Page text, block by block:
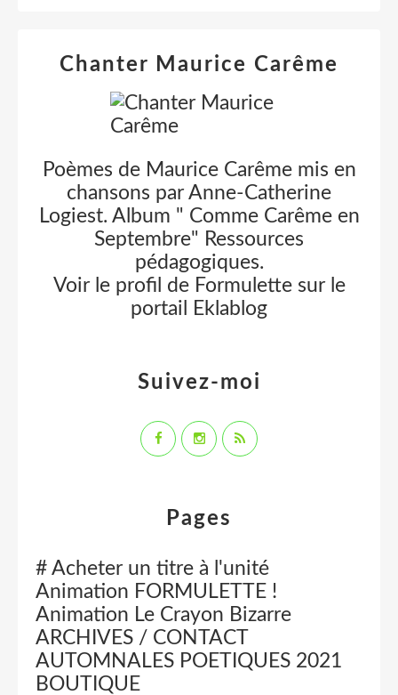
Pages
# Acheter un titre à l'unité
Animation FORMULETTE !
Animation Le Crayon Bizarre
ARCHIVES / CONTACT
AUTOMNALES POETIQUES 2021
BOUTIQUE
Chanter Maurice Carême
Poèmes de Maurice Carême mis en
chansons par Anne-Catherine
Logiest. Album " Comme Carême en
Septembre" Ressources
pédagogiques.
Voir le profil de Formulettesur le
portail Eklablog
Suivez-moi